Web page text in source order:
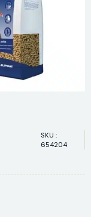
SKU :
654204